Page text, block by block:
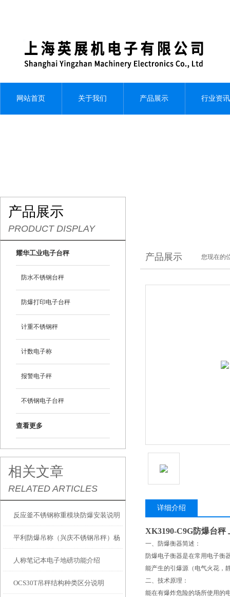
网站首页 关于我们 产品展示 行业资讯
产品展示
PRODUCT DISPLAY
耀华工业电子台秤
防水不锈钢台秤
防爆打印电子台秤
计重不锈钢秤
计数电子称
报警电子秤
不锈钢电子台秤
查看更多
相关文章
RELATED ARTICLES
反应釜不锈钢称重模块防爆安装说明
平利防爆吊称（兴庆不锈钢吊秤）杨
陵防水吊秤）宁陕隔爆吊称维修
人称笔记本电子地磅功能介绍
OCS30T吊秤结构种类区分说明
产品展示 您现在的
详细介绍
XK3190-C9G防爆台秤
一、防爆衡器简述：
防爆电子衡器是在常用电子衡
能产生的引爆源（电气火花，
二、技术原理：
能在有爆炸危险的场所使用的